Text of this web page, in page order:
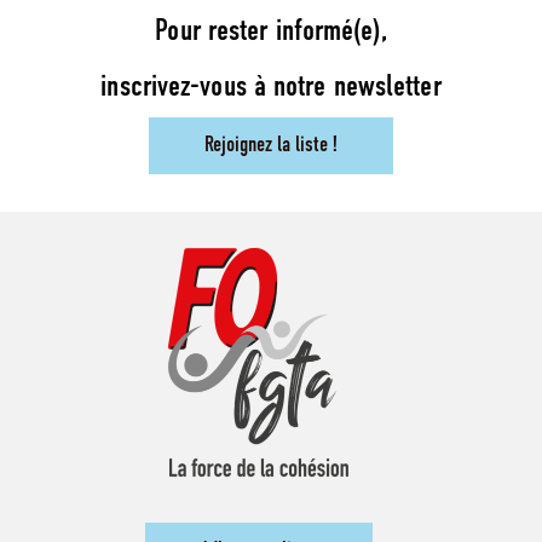
Pour rester informé(e),
inscrivez-vous à notre newsletter
Rejoignez la liste !